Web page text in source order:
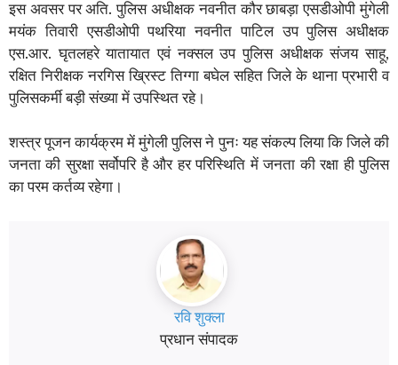
इस अवसर पर अति. पुलिस अधीक्षक नवनीत कौर छाबड़ा एसडीओपी मुंगेली
मयंक तिवारी एसडीओपी पथरिया नवनीत पाटिल उप पुलिस अधीक्षक
एस.आर. घृतलहरे यातायात एवं नक्सल उप पुलिस अधीक्षक संजय साहू,
रक्षित निरीक्षक नरगिस ख्रिस्ट तिग्गा बघेल सहित जिले के थाना प्रभारी व
पुलिसकर्मी बड़ी संख्या में उपस्थित रहे।
शस्त्र पूजन कार्यक्रम में मुंगेली पुलिस ने पुनः यह संकल्प लिया कि जिले की
जनता की सुरक्षा सर्वोपरि है और हर परिस्थिति में जनता की रक्षा ही पुलिस
का परम कर्तव्य रहेगा।
रवि शुक्ला
प्रधान संपादक